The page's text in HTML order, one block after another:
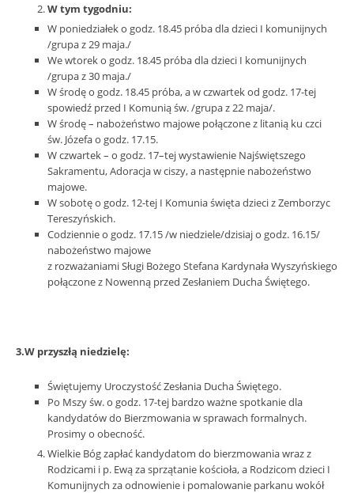
W tym tygodniu:
W poniedziałek o godz. 18.45 próba dla dzieci I komunijnych
/grupa z 29 maja./
We wtorek o godz. 18.45 próba dla dzieci I komunijnych
/grupa z 30 maja./
W środę o godz. 18.45 próba, a w czwartek od godz. 17-tej
spowiedź przed I Komunią św. /grupa z 22 maja/.
W środę – nabożeństwo majowe połączone z litanią ku czci
św. Józefa o godz. 17.15.
W czwartek – o godz. 17–tej wystawienie Najświętszego
Sakramentu, Adoracja w ciszy, a następnie nabożeństwo
majowe.
W sobotę o godz. 12-tej I Komunia święta dzieci z Zemborzyc
Tereszyńskich.
Codziennie o godz. 17.15 /w niedziele/dzisiaj o godz. 16.15/
nabożeństwo majowe
z rozważaniami Sługi Bożego Stefana Kardynała Wyszyńskiego
połączone z Nowenną przed Zesłaniem Ducha Świętego.
3.W przyszłą niedzielę:
Świętujemy Uroczystość Zesłania Ducha Świętego.
Po Mszy św. o godz. 17-tej bardzo ważne spotkanie dla
kandydatów do Bierzmowania w sprawach formalnych.
Prosimy o obecność.
Wielkie Bóg zapłać kandydatom do bierzmowania wraz z
Rodzicami i p. Ewą za sprzątanie kościoła, a Rodzicom dzieci I
Komunijnych za odnowienie i pomalowanie parkanu wokół